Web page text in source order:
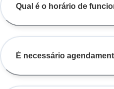
Qual é o horário de
É necessário